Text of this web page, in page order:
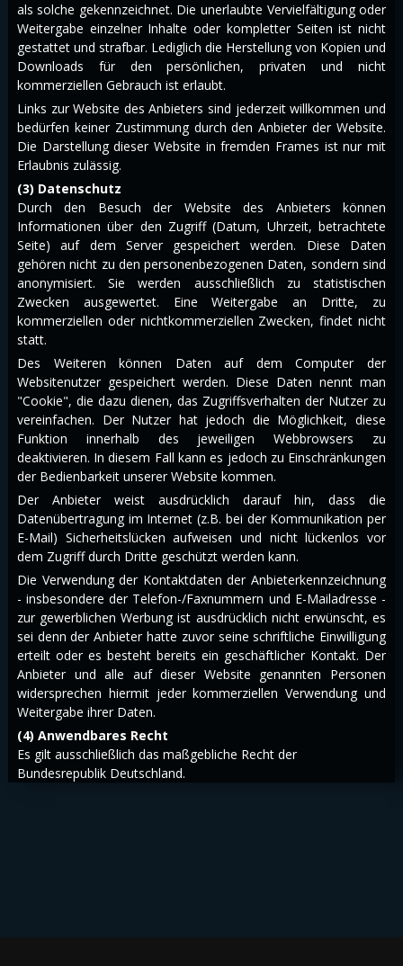
als solche gekennzeichnet. Die unerlaubte Vervielfältigung oder
Weitergabe einzelner Inhalte oder kompletter Seiten ist nicht
gestattet und strafbar. Lediglich die Herstellung von Kopien und
Downloads für den persönlichen, privaten und nicht
kommerziellen Gebrauch ist erlaubt.
Links zur Website des Anbieters sind jederzeit willkommen und
bedürfen keiner Zustimmung durch den Anbieter der Website.
Die Darstellung dieser Website in fremden Frames ist nur mit
Erlaubnis zulässig.
(3) Datenschutz
Durch den Besuch der Website des Anbieters können
Informationen über den Zugriff (Datum, Uhrzeit, betrachtete
Seite) auf dem Server gespeichert werden. Diese Daten
gehören nicht zu den personenbezogenen Daten, sondern sind
anonymisiert. Sie werden ausschließlich zu statistischen
Zwecken ausgewertet. Eine Weitergabe an Dritte, zu
kommerziellen oder nichtkommerziellen Zwecken, findet nicht
statt.
Des Weiteren können Daten auf dem Computer der
Websitenutzer gespeichert werden. Diese Daten nennt man
"Cookie", die dazu dienen, das Zugriffsverhalten der Nutzer zu
vereinfachen. Der Nutzer hat jedoch die Möglichkeit, diese
Funktion innerhalb des jeweiligen Webbrowsers zu
deaktivieren. In diesem Fall kann es jedoch zu Einschränkungen
der Bedienbarkeit unserer Website kommen.
Der Anbieter weist ausdrücklich darauf hin, dass die
Datenübertragung im Internet (z.B. bei der Kommunikation per
E-Mail) Sicherheitslücken aufweisen und nicht lückenlos vor
dem Zugriff durch Dritte geschützt werden kann.
Die Verwendung der Kontaktdaten der Anbieterkennzeichnung
- insbesondere der Telefon-/Faxnummern und E-Mailadresse -
zur gewerblichen Werbung ist ausdrücklich nicht erwünscht, es
sei denn der Anbieter hatte zuvor seine schriftliche Einwilligung
erteilt oder es besteht bereits ein geschäftlicher Kontakt. Der
Anbieter und alle auf dieser Website genannten Personen
widersprechen hiermit jeder kommerziellen Verwendung und
Weitergabe ihrer Daten.
(4) Anwendbares Recht
Es gilt ausschließlich das maßgebliche Recht der
Bundesrepublik Deutschland.